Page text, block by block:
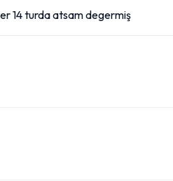
14 turda atsam degermiş